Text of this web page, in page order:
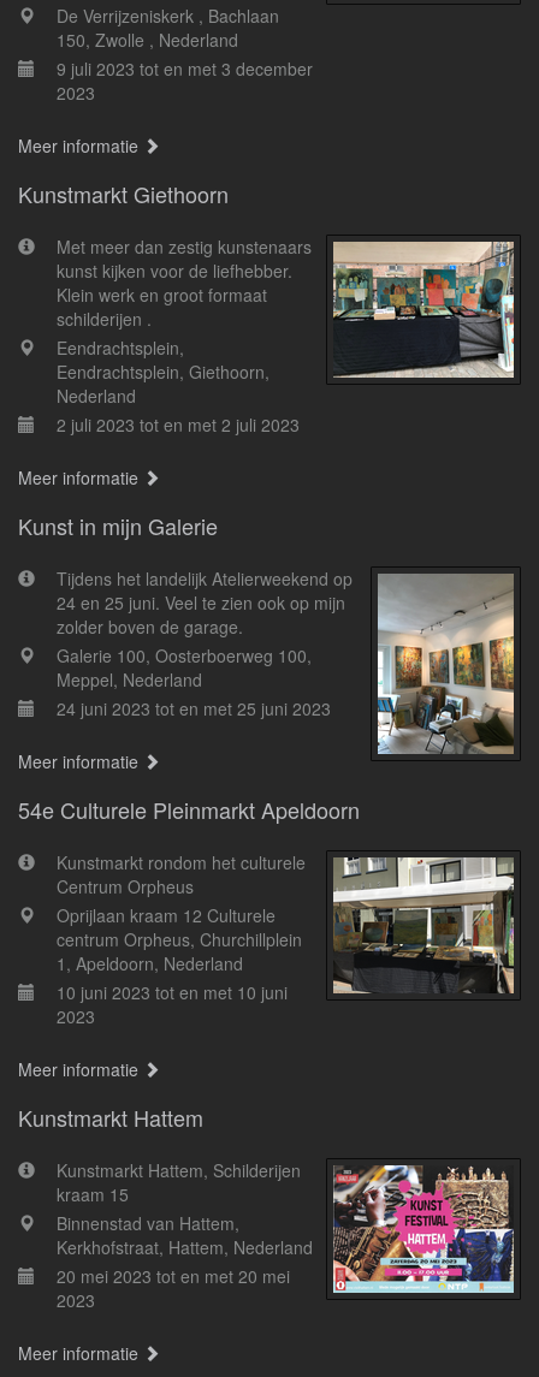
De Verrijzeniskerk , Bachlaan
150, Zwolle , Nederland
9 juli 2023 tot en met 3 december
2023
Meer informatie
Kunstmarkt Giethoorn
Met meer dan zestig kunstenaars
kunst kijken voor de liefhebber.
Klein werk en groot formaat
schilderijen .
Eendrachtsplein,
Eendrachtsplein, Giethoorn,
Nederland
2 juli 2023 tot en met 2 juli 2023
Meer informatie
Kunst in mijn Galerie
Tijdens het landelijk Atelierweekend op
24 en 25 juni. Veel te zien ook op mijn
zolder boven de garage.
Galerie 100, Oosterboerweg 100,
Meppel, Nederland
24 juni 2023 tot en met 25 juni 2023
Meer informatie
54e Culturele Pleinmarkt Apeldoorn
Kunstmarkt rondom het culturele
Centrum Orpheus
Oprijlaan kraam 12 Culturele
centrum Orpheus, Churchillplein
1, Apeldoorn, Nederland
10 juni 2023 tot en met 10 juni
2023
Meer informatie
Kunstmarkt Hattem
Kunstmarkt Hattem, Schilderijen
kraam 15
Binnenstad van Hattem,
Kerkhofstraat, Hattem, Nederland
20 mei 2023 tot en met 20 mei
2023
Meer informatie